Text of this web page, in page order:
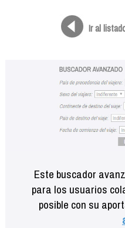
Ir al
Este buscador
para los usuarios
posible con su